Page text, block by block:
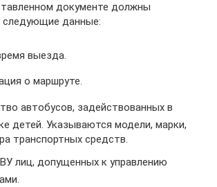
документе должны
следующие данные:
выезда.
о маршруте.
автобусов, задействованных в
детей. Указываются модели, марки,
транспортных средств.
лиц, допущенных к управлению